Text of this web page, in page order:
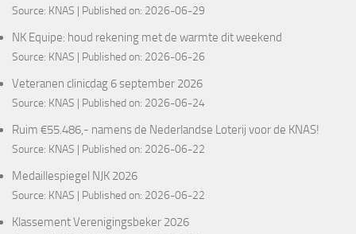
Source: KNAS Published on: 2026-06-29
NK Equipe: houd rekening met de warmte dit weekend
Source: KNAS Published on: 2026-06-26
Veteranen clinicdag 6 september 2026
Source: KNAS Published on: 2026-06-24
Ruim €55.486,- namens de Nederlandse Loterij voor de KNAS!
Source: KNAS Published on: 2026-06-22
Medaillespiegel NJK 2026
Source: KNAS Published on: 2026-06-22
Klassement Verenigingsbeker 2026